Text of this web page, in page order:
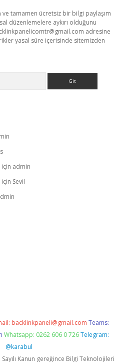
ve tamamen ücretsiz bir bilgi paylaşım
düzenlemelere aykırı olduğunu
adresine
yasal süre içerisinde sitemizden
için admin
için Sevil
backlinkpaneli@gmail.com Teams:
Whatsapp: 0262 606 0 726 Telegram:
@karabul
Kanun gereğince Bilgi Teknolojileri